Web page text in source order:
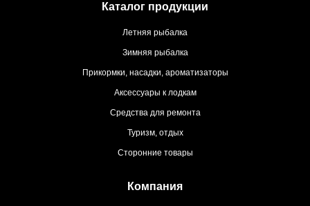
Каталог продукции
Летняя рыбалка
Зимняя рыбалка
Прикормки, насадки, ароматизаторы
Аксессуары к лодкам
Средства для ремонта
Туризм, отдых
Сторонние товары
Компания